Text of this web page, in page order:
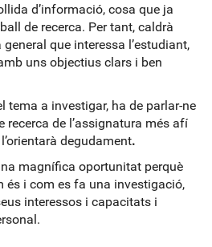
d’informació, cosa que ja
de recerca. Per tant, caldrà
que interessa l’estudiant,
uns objectius clars i ben
tema a investigar, ha de parlar-ne
recerca de l’assignatura més afí
degudament.
magnífica oportunitat perquè
és i com es fa una investigació,
interessos i capacitats i